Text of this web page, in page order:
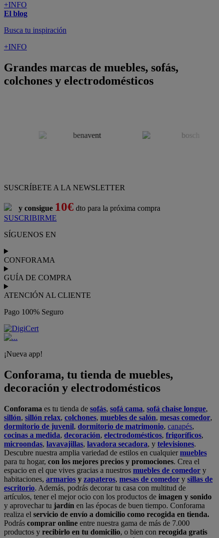
+INFO
El blog
Busca tu inspiración
+INFO
Grandes marcas de muebles, sofás,
colchones y electrodomésticos
SUSCRÍBETE A LA NEWSLETTER
y consigue 10€ dto para la próxima compra
SUSCRIBIRME
SÍGUENOS EN
CONFORAMA
GUÍA DE COMPRA
ATENCIÓN AL CLIENTE
Pago 100% Seguro
¡Nueva app!
Conforama, tu tienda de muebles,
decoración y electrodomésticos
Conforama es tu tienda de sofás, sofá cama, sofá chaise longue,
sillón, sillón relax, colchones, muebles de salón, mesas comedor,
dormitorio de juvenil, dormitorio de matrimonio, canapés,
cocinas a medida, decoración, electrodomésticos, frigoríficos,
microondas, lavavajillas, lavadora secadora, y televisiones.
Descubre nuestra amplia variedad de estilos en cualquiermuebles
para tu hogar, con los mejores precios y promociones. Crea el
espacio en el que vives gracias a nuestros muebles de comedor y
habitaciones, armarios y zapateros, mesas de comedor y sillas de
escritorio. Además, podrás decorar tu casa con multitud de
artículos, tener el mejor ocio con los productos de imagen y sonido
y aprovechar tu jardín en las épocas de buen tiempo. Conforama
realiza el servicio de envío a domicilio como recogida en tienda.
Podrás comprar online entre nuestra gama de más de 7.000
productos y recibirlo en tu domicilio, o bien con recogida gratis